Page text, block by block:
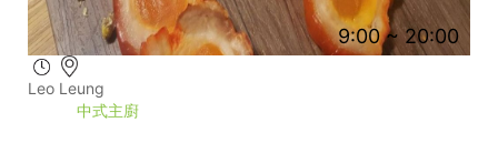
9:00 ~ 20:00
Leo Leung
中式主廚